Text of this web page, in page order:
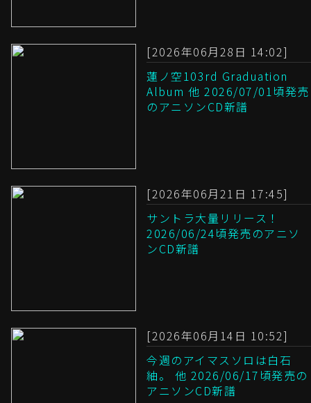
[2026年06月28日 14:02]
蓮ノ空103rd Graduation
Album 他 2026/07/01頃発売
のアニソンCD新譜
[2026年06月21日 17:45]
サントラ大量リリース！
2026/06/24頃発売のアニソ
ンCD新譜
[2026年06月14日 10:52]
今週のアイマスソロは白石
紬。 他 2026/06/17頃発売の
アニソンCD新譜